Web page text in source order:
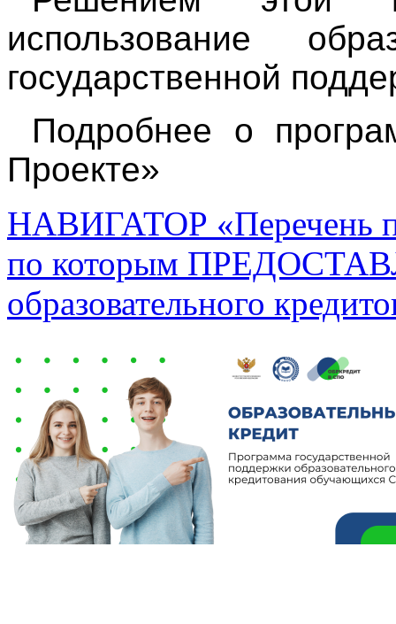
использование
государственной
Подробнее о
Проекте»
НАВИГАТОР «Перечень
по которым
образовательного